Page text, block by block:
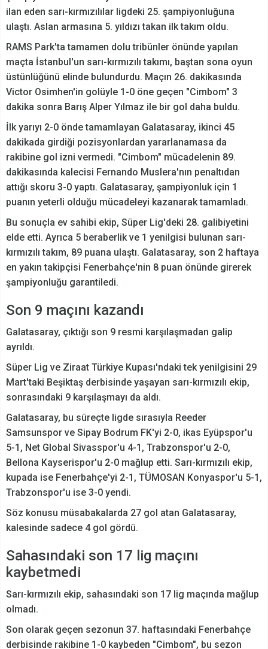
ilan eden sarı-kırmızılılar ligdeki 25. şampiyonluğuna
ulaştı. Aslan armasına 5. yıldızı takan ilk takım oldu.
RAMS Park'ta tamamen dolu tribünler önünde yapılan
maçta İstanbul'un sarı-kırmızılı takımı, baştan sona oyun
üstünlüğünü elinde bulundurdu. Maçın 26. dakikasında
Victor Osimhen'in golüyle 1-0 öne geçen "Cimbom" 3
dakika sonra Barış Alper Yılmaz ile bir gol daha buldu.
İlk yarıyı 2-0 önde tamamlayan Galatasaray, ikinci 45
dakikada girdiği pozisyonlardan yararlanamasa da
rakibine gol izni vermedi. "Cimbom" mücadelenin 89.
dakikasında kalecisi Fernando Muslera'nın penaltıdan
attığı skoru 3-0 yaptı. Galatasaray, şampiyonluk için 1
puanın yeterli olduğu mücadeleyi kazanarak tamamladı.
Bu sonuçla ev sahibi ekip, Süper Lig'deki 28. galibiyetini
elde etti. Ayrıca 5 beraberlik ve 1 yenilgisi bulunan sarı-
kırmızılı takım, 89 puana ulaştı. Galatasaray, son 2 haftaya
en yakın takipçisi Fenerbahçe'nin 8 puan önünde girerek
şampiyonluğu garantiledi.
Son 9 maçını kazandı
Galatasaray, çıktığı son 9 resmi karşılaşmadan galip
ayrıldı.
Süper Lig ve Ziraat Türkiye Kupası'ndaki tek yenilgisini 29
Mart'taki Beşiktaş derbisinde yaşayan sarı-kırmızılı ekip,
sonrasındaki 9 karşılaşmayı da aldı.
Galatasaray, bu süreçte ligde sırasıyla Reeder
Samsunspor ve Sipay Bodrum FK'yi 2-0, ikas Eyüpspor'u
5-1, Net Global Sivasspor'u 4-1, Trabzonspor'u 2-0,
Bellona Kayserispor'u 2-0 mağlup etti. Sarı-kırmızılı ekip,
kupada ise Fenerbahçe'yi 2-1, TÜMOSAN Konyaspor'u 5-1,
Trabzonspor'u ise 3-0 yendi.
Söz konusu müsabakalarda 27 gol atan Galatasaray,
kalesinde sadece 4 gol gördü.
Sahasındaki son 17 lig maçını
kaybetmedi
Sarı-kırmızılı ekip, sahasındaki son 17 lig maçında mağlup
olmadı.
Son olarak geçen sezonun 37. haftasındaki Fenerbahçe
derbisinde rakibine 1-0 kaybeden "Cimbom", bu sezon